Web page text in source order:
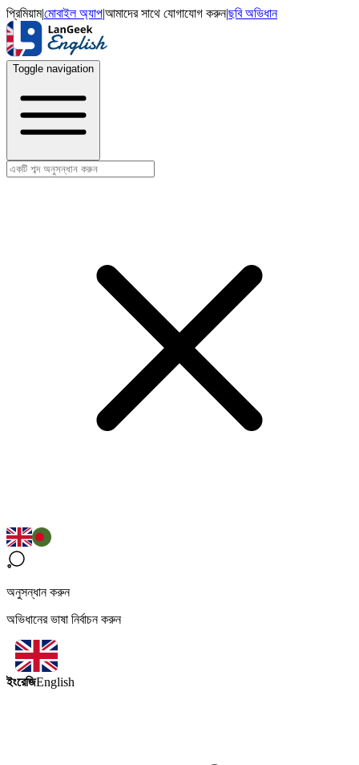
প্রিমিয়াম|মোবাইল অ্যাপ|আমাদের সাথে যোগাযোগ করুন|ছবি অভিধান
Toggle navigation
অনুসন্ধান করুন
অভিধানের ভাষা নির্বাচন করুন
ইংরেজিEnglish